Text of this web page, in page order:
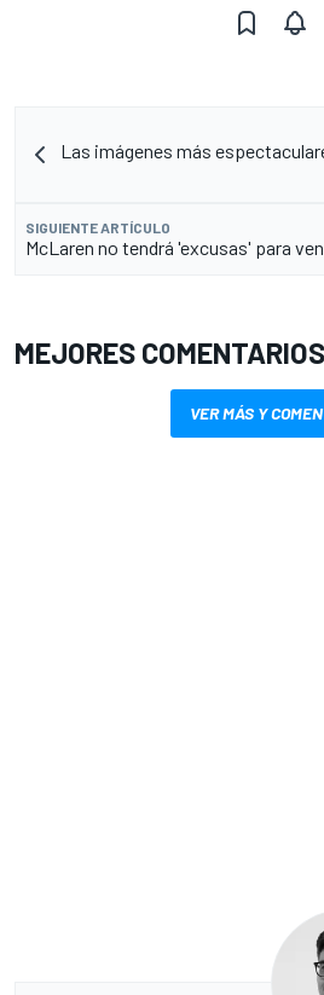
Las imágenes más
SIGUIENTE ARTÍCULO
McLaren no tendrá 'excusas' para
MEJORES COMENTARIOS
VER MÁS Y